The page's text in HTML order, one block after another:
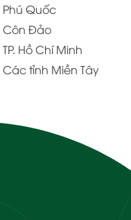
Phú Quốc
Côn Đảo
TP. Hồ Chí Minh
Các tỉnh Miền Tây